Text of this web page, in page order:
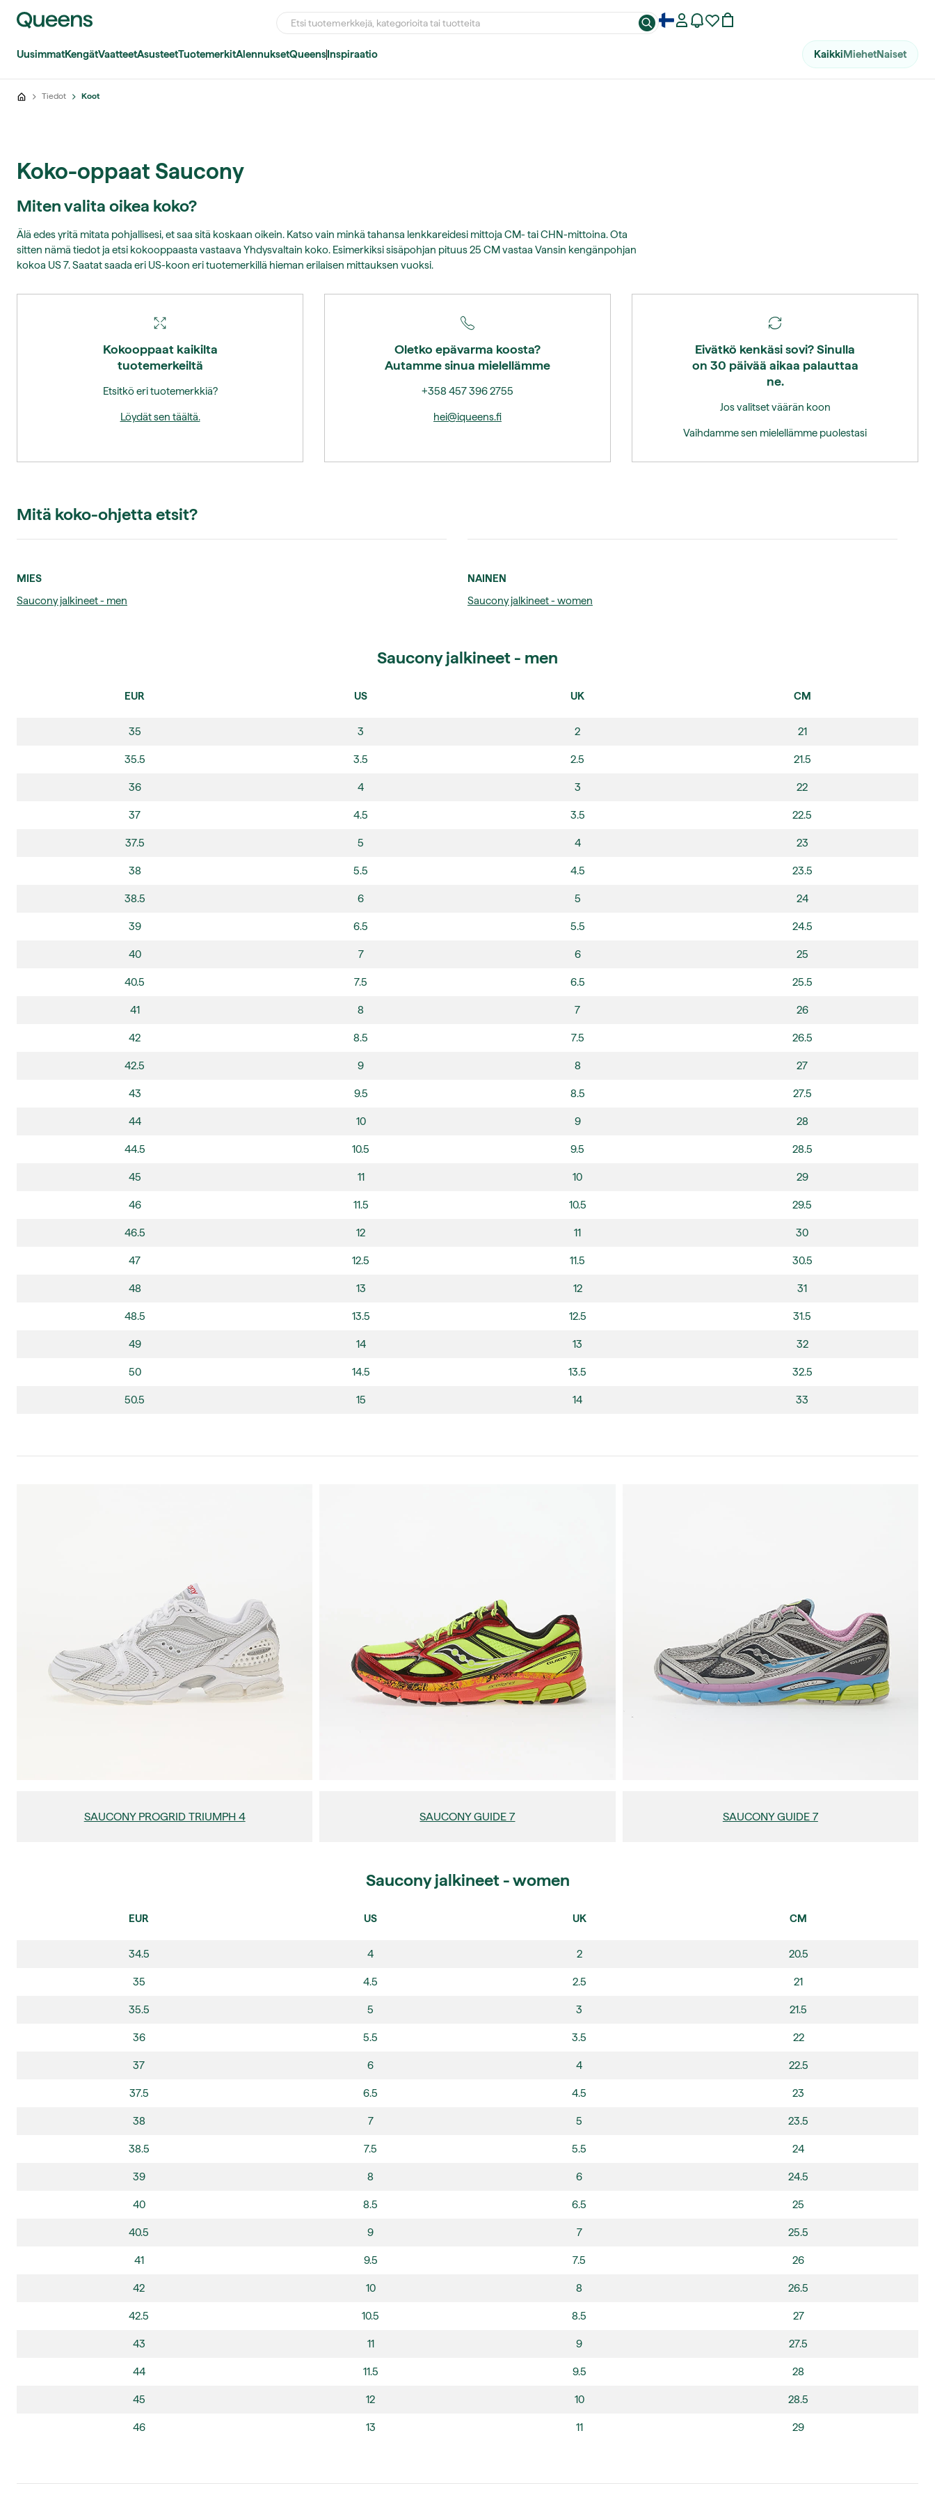
UusimmatKengätVaatteetAsusteetTuotemerkitAlennuksetQueensInspiraatio KaikkiMiehetNaiset
Tiedot Koot
Koko-oppaat Saucony
Miten valita oikea koko?
Älä edes yritä mitata pohjallisesi, et saa sitä koskaan oikein. Katso vain minkä tahansa lenkkareidesi mittoja CM- tai CHN-mittoina. Ota
sitten nämä tiedot ja etsi kokooppaasta vastaava Yhdysvaltain koko. Esimerkiksi sisäpohjan pituus 25 CM vastaa Vansin kengänpohjan
kokoa US 7. Saatat saada eri US-koon eri tuotemerkillä hieman erilaisen mittauksen vuoksi.
Kokooppaat kaikilta
tuotemerkeiltä
Etsitkö eri tuotemerkkiä?
Löydät sen täältä.
Oletko epävarma koosta?
Autamme sinua mielellämme
+358 457 396 2755
hei@iqueens.fi
Eivätkö kenkäsi sovi? Sinulla
on 30 päivää aikaa palauttaa
ne.
Jos valitset väärän koon
Vaihdamme sen mielellämme puolestasi
Mitä koko-ohjetta etsit?
MIES
Saucony jalkineet - men
NAINEN
Saucony jalkineet - women
Saucony jalkineet - men
EUR US UK CM
35 3 2 21
35.5 3.5 2.5 21.5
36 4 3 22
37 4.5 3.5 22.5
37.5 5 4 23
38 5.5 4.5 23.5
38.5 6 5 24
39 6.5 5.5 24.5
40 7 6 25
40.5 7.5 6.5 25.5
41 8 7 26
42 8.5 7.5 26.5
42.5 9 8 27
43 9.5 8.5 27.5
44 10 9 28
44.5 10.5 9.5 28.5
45 11 10 29
46 11.5 10.5 29.5
46.5 12 11 30
47 12.5 11.5 30.5
48 13 12 31
48.5 13.5 12.5 31.5
49 14 13 32
50 14.5 13.5 32.5
50.5 15 14 33
SAUCONY PROGRID TRIUMPH 4 SAUCONY GUIDE 7 SAUCONY GUIDE 7
Saucony jalkineet - women
EUR US UK CM
34.5 4 2 20.5
35 4.5 2.5 21
35.5 5 3 21.5
36 5.5 3.5 22
37 6 4 22.5
37.5 6.5 4.5 23
38 7 5 23.5
38.5 7.5 5.5 24
39 8 6 24.5
40 8.5 6.5 25
40.5 9 7 25.5
41 9.5 7.5 26
42 10 8 26.5
42.5 10.5 8.5 27
43 11 9 27.5
44 11.5 9.5 28
45 12 10 28.5
46 13 11 29